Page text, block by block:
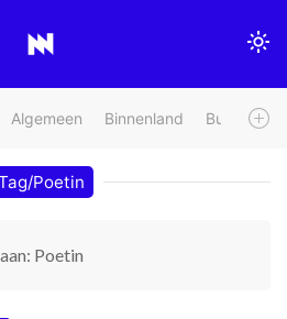
Algemeen Binnenland Buitenland
Poetin
Poetin